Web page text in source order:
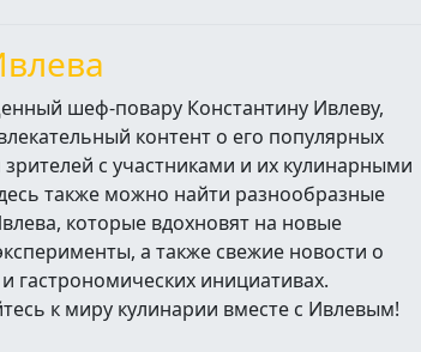
шеф-повару Константину Ивлеву,
контент о его популярных
с участниками и их кулинарными
также можно найти разнообразные
которые вдохновят на новые
а также свежие новости о
гастрономических инициативах.
к миру кулинарии вместе с Ивлевым!